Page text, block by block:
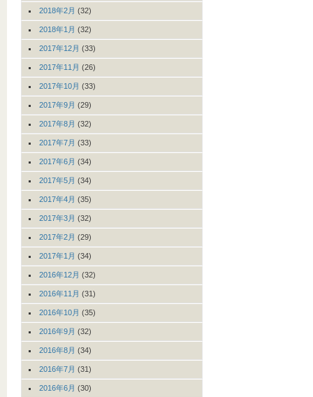
2018年2月 (32)
2018年1月 (32)
2017年12月 (33)
2017年11月 (26)
2017年10月 (33)
2017年9月 (29)
2017年8月 (32)
2017年7月 (33)
2017年6月 (34)
2017年5月 (34)
2017年4月 (35)
2017年3月 (32)
2017年2月 (29)
2017年1月 (34)
2016年12月 (32)
2016年11月 (31)
2016年10月 (35)
2016年9月 (32)
2016年8月 (34)
2016年7月 (31)
2016年6月 (30)